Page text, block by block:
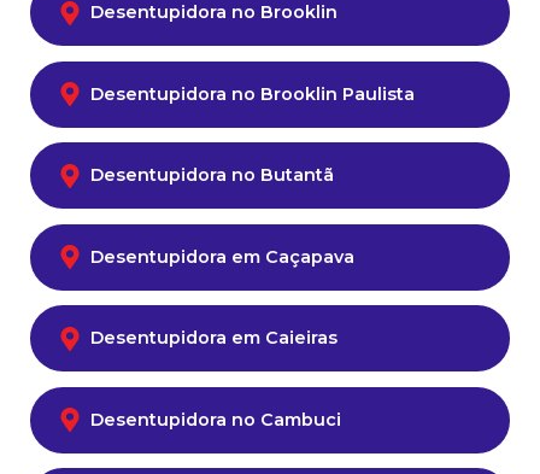
Desentupidora no Brooklin
Desentupidora no Brooklin Paulista
Desentupidora no Butantã
Desentupidora em Caçapava
Desentupidora em Caieiras
Desentupidora no Cambuci